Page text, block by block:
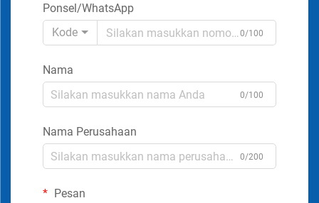
Ponsel/WhatsApp
Kode
0/100
Nama
0/100
Nama Perusahaan
0/200
Pesan